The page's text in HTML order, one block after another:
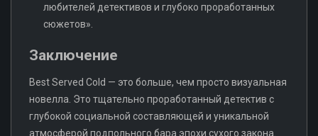
любителей детективов и глубоко проработанных
сюжетов».
Заключение
Best Served Cold — это больше, чем просто визуальная
новелла. Это тщательно проработанный детектив с
глубокой социальной составляющей и уникальной
атмосферой подпольного бара эпохи сухого закона.